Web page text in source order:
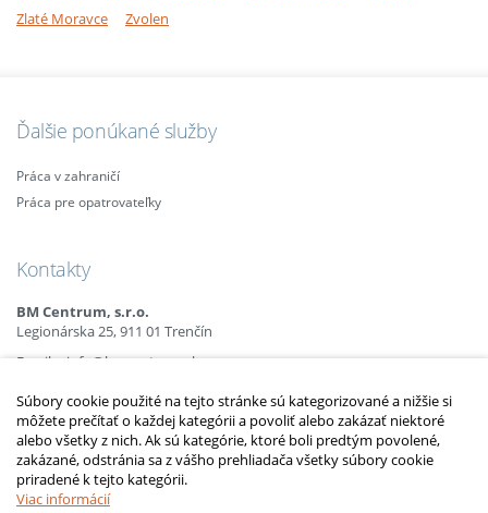
Zlaté Moravce
Zvolen
Ďalšie ponúkané služby
Práca v zahraničí
Práca pre opatrovateľky
Kontakty
BM Centrum, s.r.o.
Legionárska 25, 911 01 Trenčín
Email: info@bmcentrum.sk
+421 (0)910 385 238
+421 (0)949 152 774
2010 – 2014 © Copyrightopatrovatelsky-kurz.sk
Upraviť nastavenia Cookies
Súbory cookie použité na tejto stránke sú kategorizované a nižšie si
môžete prečítať o každej kategórii a povoliť alebo zakázať niektoré
alebo všetky z nich. Ak sú kategórie, ktoré boli predtým povolené,
zakázané, odstránia sa z vášho prehliadača všetky súbory cookie
priradené k tejto kategórii.
Viac informácií